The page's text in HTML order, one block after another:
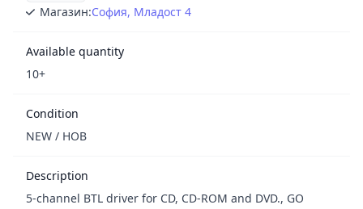
Магазин:София, Младост 4
Available quantity
10+
Condition
NEW / НОВ
Description
5-channel BTL driver for CD, CD-ROM and DVD., GO